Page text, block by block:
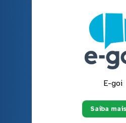
E-goi
Saiba